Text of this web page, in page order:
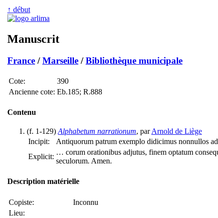
↑ début
Manuscrit
France /Marseille /Bibliothèque municipale
Cote:
390
Ancienne cote: Eb.185; R.888
Contenu
(f. 1-129) Alphabetum narrationum, parArnold de Liège
Incipit:
Antiquorum patrum exemplo didicimus nonnullos
Explicit:
… corum orationibus adjutus, finem optatum
seculorum. Amen.
Description matérielle
Copiste:
Inconnu
Lieu: